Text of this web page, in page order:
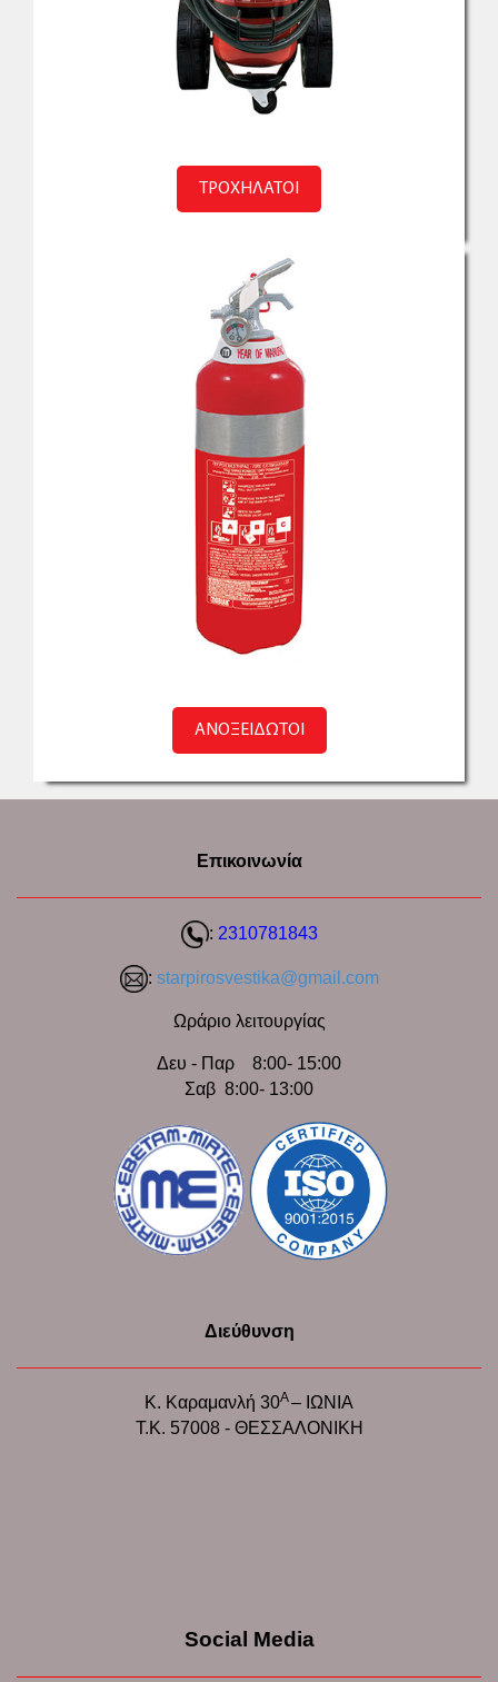
ΤΡΟΧΗΛΑΤΟΙ
ΑΝΟΞΕΙΔΩΤΟΙ
Επικοινωνία
: 2310781843
: starpirosvestika@gmail.com
Ωράριο λειτουργίας
Δευ - Παρ 8:00- 15:00
Σαβ 8:00- 13:00
Διεύθυνση
Κ. Καραμανλή 30Α– ΙΩΝΙΑ
Τ.Κ. 57008 - ΘΕΣΣΑΛΟΝΙΚΗ
Social Media